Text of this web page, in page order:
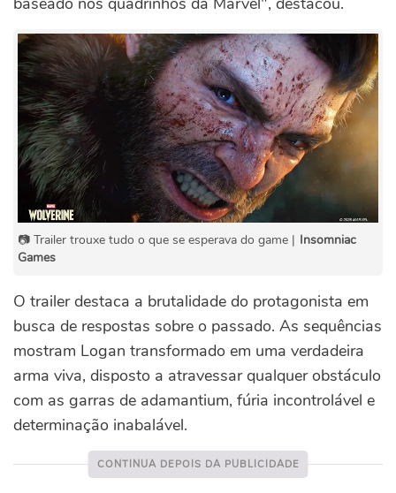
📷 Trailer trouxe tudo o que se esperava do game | Insomniac
Games
O trailer destaca a brutalidade do protagonista em
busca de respostas sobre o passado. As sequências
mostram Logan transformado em uma verdadeira
arma viva, disposto a atravessar qualquer obstáculo
com as garras de adamantium, fúria incontrolável e
determinação inabalável.